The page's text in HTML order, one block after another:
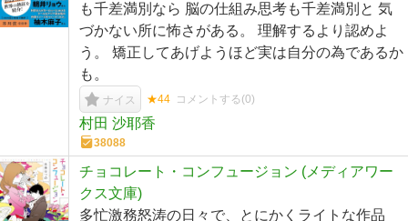
も千差満別なら 脳の仕組み思考も千差満別と 気
づかない所に怖さがある。 理解するより認めよ
う。 矯正してあげようほど実は自分の為であるか
も。
ナイス ★44 コメントする(0)
村田 沙耶香
38088
チョコレート・コンフュージョン (メディアワー
クス文庫)
多忙激務怒涛の日々で、とにかくライトな作品